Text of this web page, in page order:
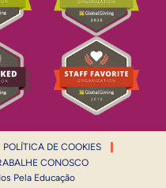
POLÍTICA DE COOKIES
CONOSCO
Pela Educação